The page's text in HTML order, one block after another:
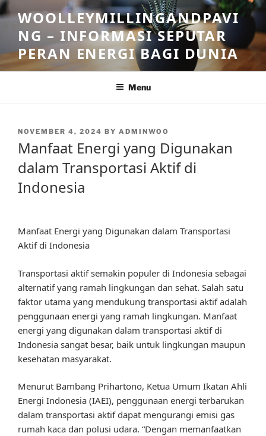
Skip
to
content
WOOLLEYMILLINGANDPAVI
NG – INFORMASI SEPUTAR
PERAN ENERGI BAGI DUNIA
Menu
POSTED
NOVEMBER 4, 2024 BY ADMINWOO
Manfaat Energi yang Digunakan
dalam Transportasi Aktif di
Indonesia
Manfaat Energi yang Digunakan dalam Transportasi
Aktif di Indonesia
Transportasi aktif semakin populer di Indonesia sebagai
alternatif yang ramah lingkungan dan sehat. Salah satu
faktor utama yang mendukung transportasi aktif adalah
penggunaan energi yang ramah lingkungan. Manfaat
energi yang digunakan dalam transportasi aktif di
Indonesia sangat besar, baik untuk lingkungan maupun
kesehatan masyarakat.
Menurut Bambang Prihartono, Ketua Umum Ikatan Ahli
Energi Indonesia (IAEI), penggunaan energi terbarukan
dalam transportasi aktif dapat mengurangi emisi gas
rumah kaca dan polusi udara. “Dengan memanfaatkan